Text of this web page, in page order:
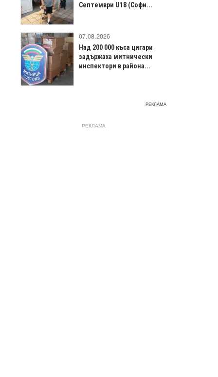
Септември U18 (Софи...
07.08.2026
Над 200 000 къса цигари
задържаха митнически
инспектори в района...
РЕКЛАМА
РЕКЛАМА